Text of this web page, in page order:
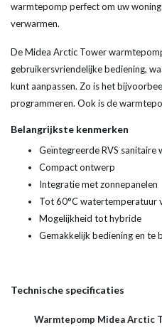
warmtepomp perfect om uw
verwarmen.
De Midea Arctic Tower
gebruikersvriendelijke bediening,
kunt aanpassen. Zo is het
programmeren. Ook is de
Belangrijkste kenmerken
Geïntegreerde RVS sanitaire
Compact ontwerp
Integratie met zonnepanelen
Tot 60°C watertemperatuur
Mogelijkheid tot hybride
Gemakkelijk bediening en te
Technische specificaties
Warmtepomp Midea Arctic